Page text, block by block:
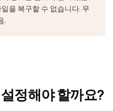
을 복구할 수 없습니다. 무
.
정해야 할까요?